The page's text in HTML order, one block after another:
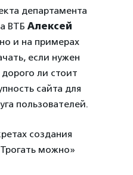
департамента
ВТБ Алексей
и на примерах
если нужен
ли стоит
сайта для
пользователей.
создания
можно»